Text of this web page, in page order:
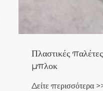
Πλήρως αυτόματη
κατασκευής τούβλων
Δείτε περισσότερα